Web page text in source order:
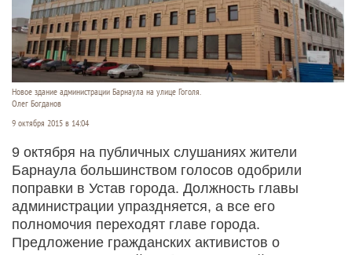
Новое здание администрации Барнаула на улице Гоголя.
Олег Богданов
9 октября 2015 в 14:04
9 октября на публичных слушаниях жители
Барнаула большинством голосов одобрили
поправки в Устав города. Должность главы
администрации упраздняется, а все его
полномочия переходят главе города.
Предложение гражданских активистов о